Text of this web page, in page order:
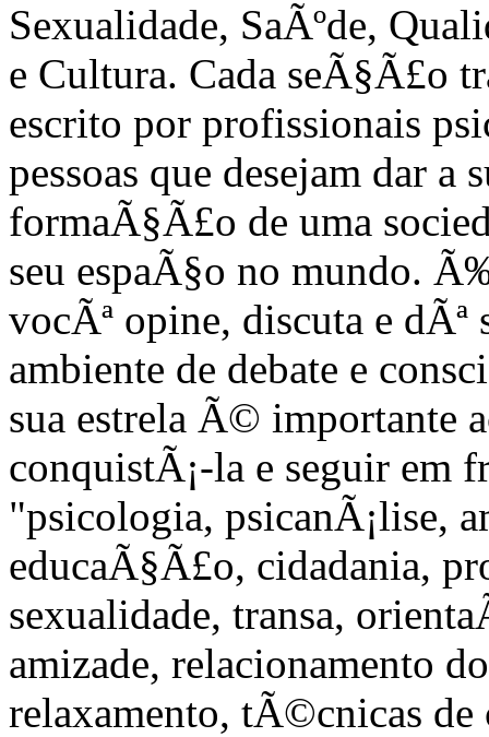
Sexualidade, SaÃºde,
e Cultura. Cada seÃ§Ã£o
escrito por profissionais
pessoas que desejam dar
formaÃ§Ã£o de uma
seu espaÃ§o no mundo.
vocÃª opine, discuta e
ambiente de debate e
sua estrela Ã© importante
conquistÃ¡-la e seguir em
"psicologia, psicanÃ¡lise,
educaÃ§Ã£o, cidadania,
sexualidade, transa,
amizade, relacionamento
relaxamento, tÃ©cnicas de